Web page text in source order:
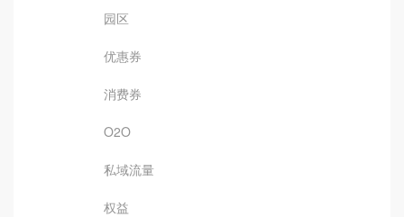
园区
优惠券
消费券
O2O
私域流量
权益